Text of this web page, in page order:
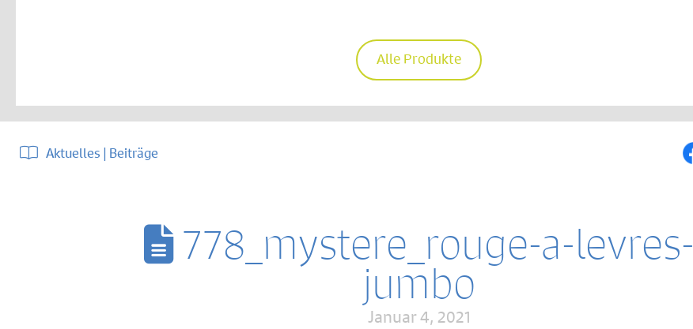
Alle Produkte
Aktuelles | Beiträge
778_mystere_rouge-a-levres-
jumbo
Januar 4, 2021